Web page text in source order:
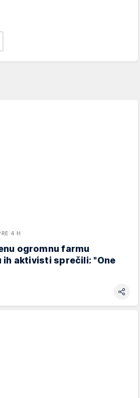
4 H
ogromnu farmu
ih aktivisti sprečili: "One